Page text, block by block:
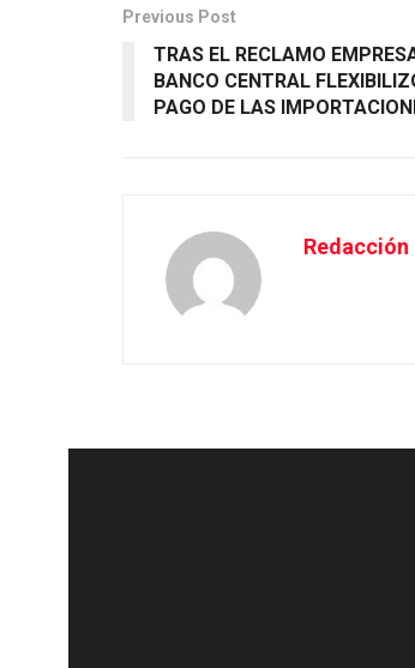
Previous Post
TRAS EL RECLAMO
BANCO CENTRAL
PAGO DE LAS